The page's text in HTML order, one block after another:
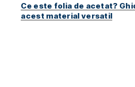
Ce este folia de acetat?
acest material versatil